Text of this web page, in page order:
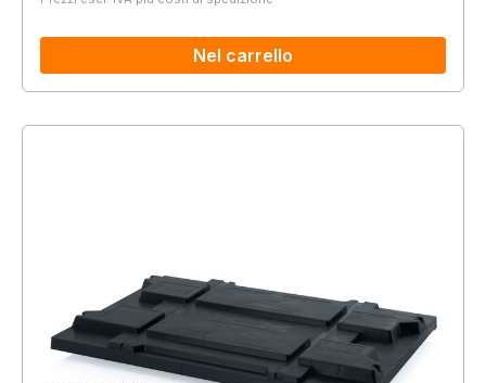
Nel carrello